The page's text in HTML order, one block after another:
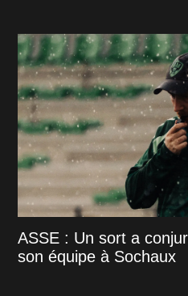
ASSE : Un sort a
son équipe à Sochaux